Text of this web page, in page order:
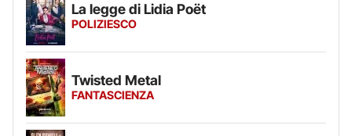
La legge di Lidia Poët
POLIZIESCO
Twisted Metal
FANTASCIENZA